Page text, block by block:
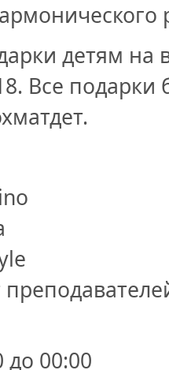
детям на
Все
до 00:00